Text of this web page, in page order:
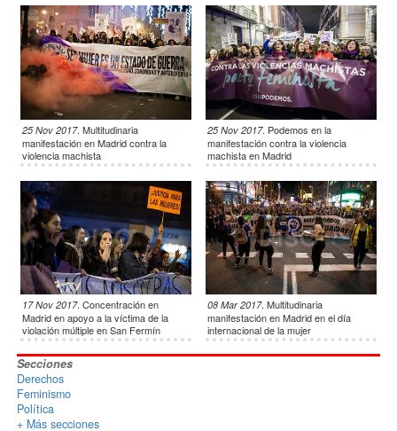
25 Nov 2017. Multitudinaria
manifestación en Madrid contra la
violencia machista
25 Nov 2017. Podemos en la
manifestación contra la violencia
machista en Madrid
17 Nov 2017. Concentración en
Madrid en apoyo a la víctima de la
violación múltiple en San Fermín
08 Mar 2017. Multitudinaria
manifestación en Madrid en el día
internacional de la mujer
Secciones
Derechos
Feminismo
Política
+ Más secciones